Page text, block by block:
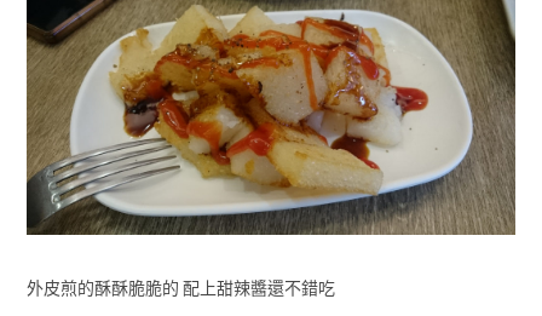
外皮煎的酥酥脆脆的 配上甜辣醬還不錯吃